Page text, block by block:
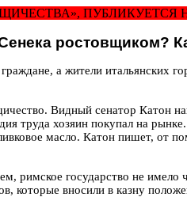
ПУБЛИКУЕТСЯ
ростовщиком?
а жители итальянских
Видный сенатор Катон
труда хозяин покупал на
масло. Катон пишет, от
государство не имело
которые вносили в казну